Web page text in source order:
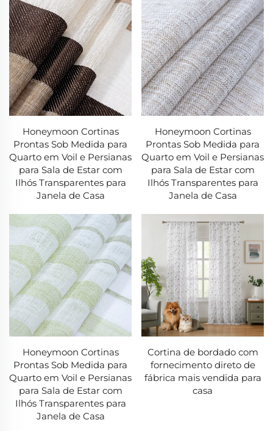
etapas de produção
-Testes de durabilidade para resistência à luz e
integridade do tecido
Nossas Coleções de Cortinas
1. Cortinas Blackout
Nossas cortinas blackout premium possuem:
-Tecnologia de tecelagem tripla com camada interna
bloqueadora de luz
-Propriedades de redução de ruído (até 40% de
absorção sonora)
-Isolamento térmico (bloqueia 85-99% da luz e raios
UV)
-Bordas pesadas para uma queda perfeita
-Opções de qualidade hoteleira disponíveis
2. Cortinas de Filtragem de Luz
O equilíbrio perfeito entre privacidade e luz natural:
-Tecidos protetores UV (bloqueiam 70-90% dos raios
nocivos)
-Tecnologia de redução de brilho
-Regulação térmica com eficiência energética
Honeymoon Cortinas
Prontas Sob Medida para
Quarto em Voil e Persianas
para Sala de Estar com
Ilhós Transparentes para
Janela de Casa
Honeymoon Cortinas
Prontas Sob Medida para
Quarto em Voil e Persianas
para Sala de Estar com
Ilhós Transparentes para
Janela de Casa
Honeymoon Cortinas
Prontas Sob Medida para
Quarto em Voil e Persianas
para Sala de Estar com
Ilhós Transparentes para
Janela de Casa
Cortina de bordado com
fornecimento direto de
fábrica mais vendida para
casa